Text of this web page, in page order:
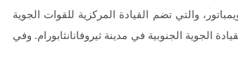
والتي تضم القيادة المركزية للقوات الجوية
الجوية الجنوبية في مدينة ثيروفانانثابورام. وفي